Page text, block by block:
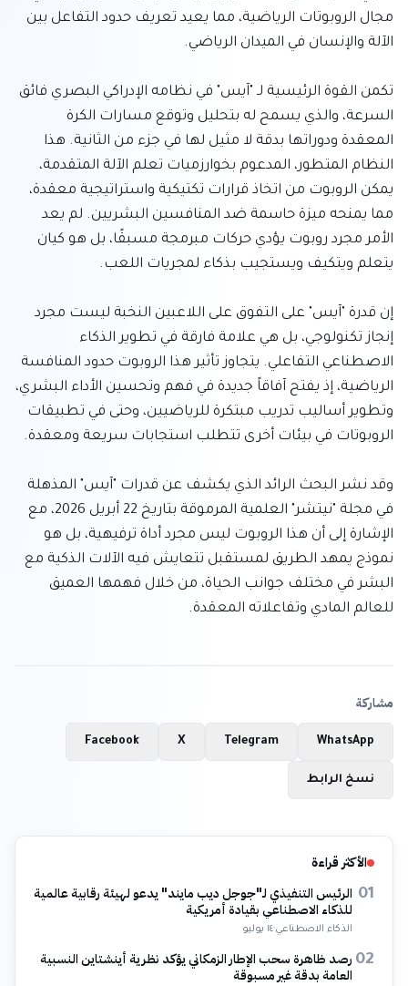
للعالم المادي وتفاعلاته المعقدة.
مشاركة
WhatsApp
Telegram
X
Facebook
نسخ الرابط
الأكثر قراءة
01 الرئيس التنفيذي لـ"جوجل ديب مايند" يدعو لهيئة رقابية عالمية
للذكاء الاصطناعي بقيادة أمريكية
الذكاء الاصطناعي·١٤ يوليو
02 رصد ظاهرة سحب الإطار الزمكاني يؤكد نظرية أينشتاين النسبية
العامة بدقة غير مسبوقة